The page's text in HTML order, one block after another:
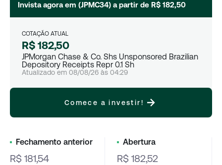
Invista agora em (JPMC34) a partir de R$ 182,50
COTAÇÃO ATUAL
R$ 182,50
JPMorgan Chase & Co. Shs Unsponsored Brazilian
Depository Receipts Repr 0.1 Sh
Atualizado em 08/08/26 às 04:29
Comece a investir!
Fechamento anterior
R$ 181,54
Abertura
R$ 182,52